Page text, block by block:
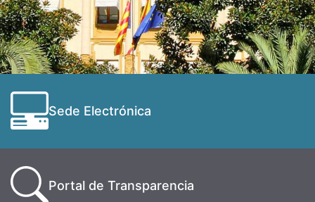
Sede Electrónica
Portal de Transparencia